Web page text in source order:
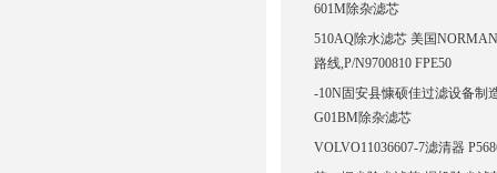
601M除杂滤芯
510AQ除水滤芯 美国
路线,P/N9700810 FPE50
-10N固安县慷硕佳过滤设备制
G01BM除杂滤芯
VOLVO11036607-7滤清器